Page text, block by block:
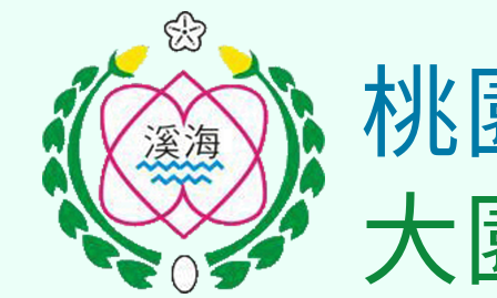
桃
大